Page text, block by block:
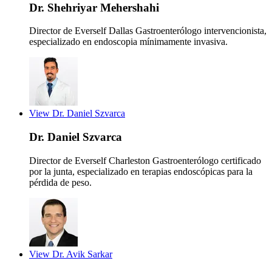
Dr. Shehriyar Mehershahi
Director de Everself Dallas Gastroenterólogo intervencionista,
especializado en endoscopia mínimamente invasiva.
View Dr. Daniel Szvarca
Dr. Daniel Szvarca
Director de Everself Charleston Gastroenterólogo certificado
por la junta, especializado en terapias endoscópicas para la
pérdida de peso.
View Dr. Avik Sarkar